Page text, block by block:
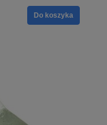
Do koszyka